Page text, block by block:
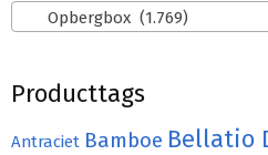
Opbergbox (1.769)
Producttags
Antraciet Bamboe Bellatio